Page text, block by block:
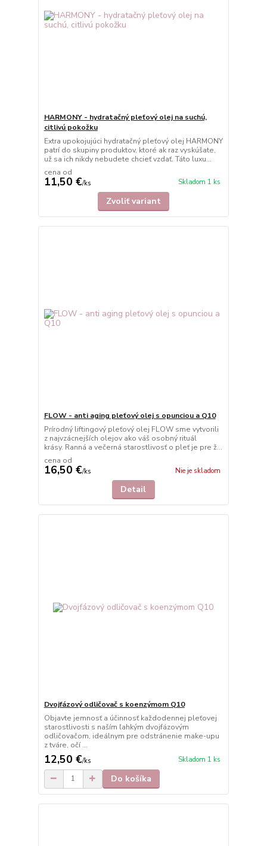
HARMONY - hydratačný pleťový olej na suchú,
citlivú pokožku
Extra upokojujúci hydratačný pleťový olej HARMONY
patrí do skupiny produktov, ktoré ak raz vyskúšate,
už sa ich nikdy nebudete chcieť vzdať. Táto luxu...
cena od
11,50 €/ks Skladom 1 ks
Zvoliť variant
FLOW - anti aging pleťový olej s opunciou a Q10
Prírodný liftingový pleťový olej FLOW sme vytvorili
z najvzácnejších olejov ako váš osobný rituál
krásy. Ranná a večerná starostlivosť o pleť je pre ž...
cena od
16,50 €/ks Nie je skladom
Detail
Dvojfázový odličovač s koenzýmom Q10
Objavte jemnosť a účinnosť každodennej pleťovej
starostlivosti s naším ľahkým dvojfázovým
odličovačom, ideálnym pre odstránenie make-upu
z tváre, očí ...
12,50 €/ks Skladom 1 ks
Do košíka